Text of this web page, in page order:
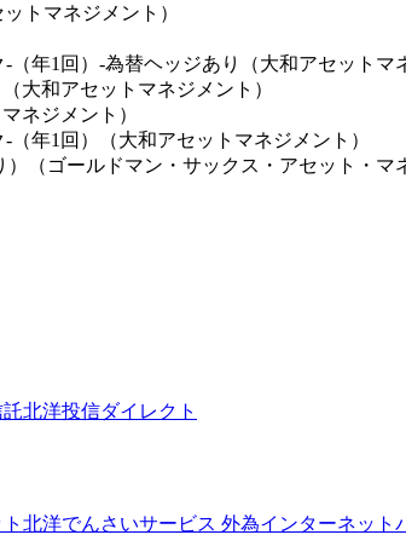
トマネジメント）
年1回）-為替ヘッジあり（大和アセットマ
大和アセットマネジメント）
ネジメント）
年1回）（大和アセットマネジメント）
（ゴールドマン・サックス・アセット・マ
北洋投信ダイレクト
北洋でんさいサービス 外為インターネット